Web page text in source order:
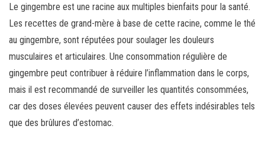
Le gingembre est une racine aux multiples bienfaits pour la santé.
Les recettes de grand-mère à base de cette racine, comme le thé
au gingembre, sont réputées pour soulager les douleurs
musculaires et articulaires. Une consommation régulière de
gingembre peut contribuer à réduire l’inflammation dans le corps,
mais il est recommandé de surveiller les quantités consommées,
car des doses élevées peuvent causer des effets indésirables tels
que des brûlures d’estomac.